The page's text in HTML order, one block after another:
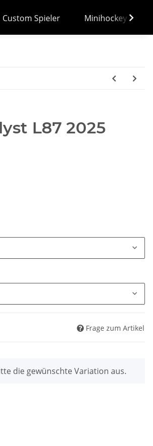
Custom Spieler Minihockey
L87 2025
Frage zum Artikel
die gewünschte Variation aus.